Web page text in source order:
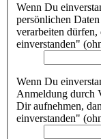
Wenn Du
persönlichen
verarbeiten
einverstanden"
Wenn Du
Anmeldung durch
Dir aufnehmen,
einverstanden"